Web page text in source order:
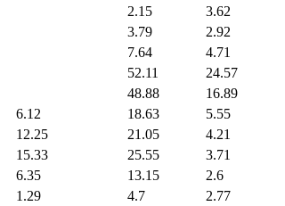
2.15 3.62
3.79 2.92
7.64 4.71
52.11 24.57
48.88 16.89
6.12 18.63 5.55
12.25 21.05 4.21
15.33 25.55 3.71
6.35 13.15 2.6
1.29 4.7 2.77